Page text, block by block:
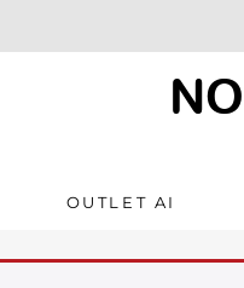
NO
OUTLET AI